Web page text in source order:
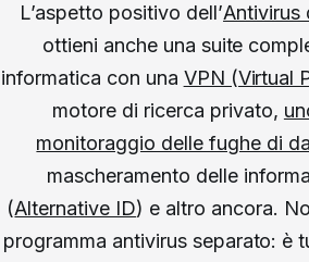
L’aspetto positivo dell’Antivirus
ottieni anche una suite
informatica con una VPN (Virtual
motore di ricerca privato,
monitoraggio delle fughe di
mascheramento delle
(Alternative ID) e altro ancora.
programma antivirus separato: è